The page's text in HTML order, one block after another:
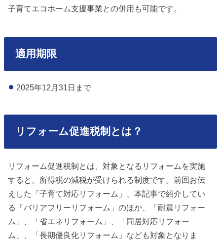
子育てエコホーム支援事業との併用も可能です。
適用期限
2025年12月31日まで
リフォーム促進税制とは？
リフォーム促進税制とは、対象となるリフォームを実施
すると、所得税の減税が受けられる制度です。前回お伝
えした「子育て対応リフォーム」、本記事で紹介してい
る「バリアフリーリフォーム」のほか、「耐震リフォー
ム」、「省エネリフォーム」、「同居対応リフォー
ム」、「長期優良化リフォーム」なども対象となりま